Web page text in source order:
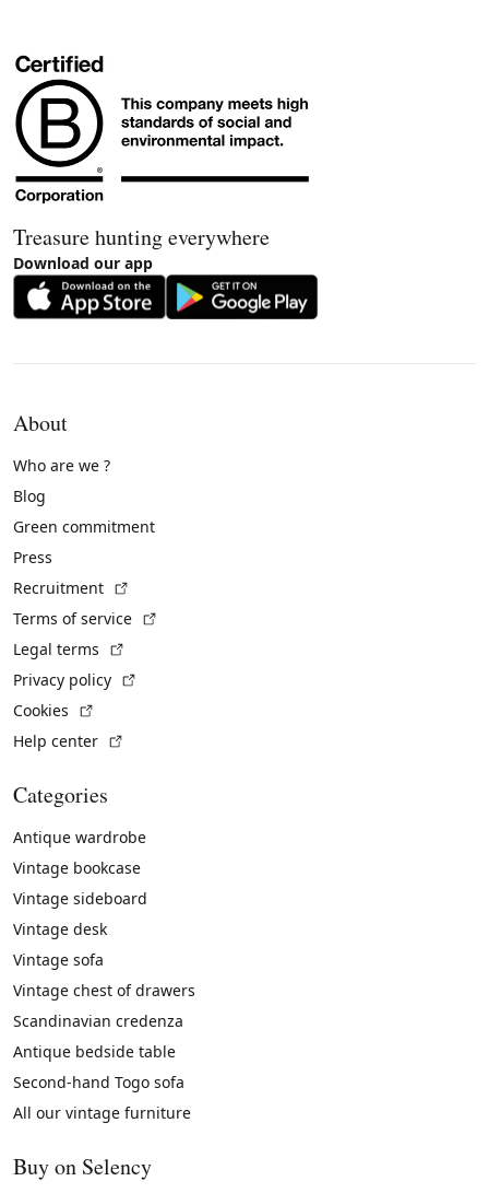
Treasure hunting everywhere
Download our app
About
Who are we ?
Blog
Green commitment
Press
Recruitment
Terms of service
Legal terms
Privacy policy
Cookies
Help center
Categories
Antique wardrobe
Vintage bookcase
Vintage sideboard
Vintage desk
Vintage sofa
Vintage chest of drawers
Scandinavian credenza
Antique bedside table
Second-hand Togo sofa
All our vintage furniture
Buy on Selency